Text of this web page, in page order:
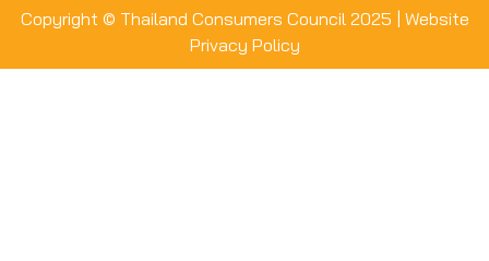
Copyright © Thailand Consumers Council 2025 | Website
Privacy Policy